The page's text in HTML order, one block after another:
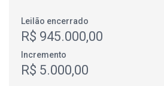
Leilão encerrado
R$ 945.000,00
Incremento
R$ 5.000,00